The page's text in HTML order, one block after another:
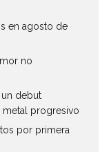
en agosto de
no
un debut
metal progresivo
por primera